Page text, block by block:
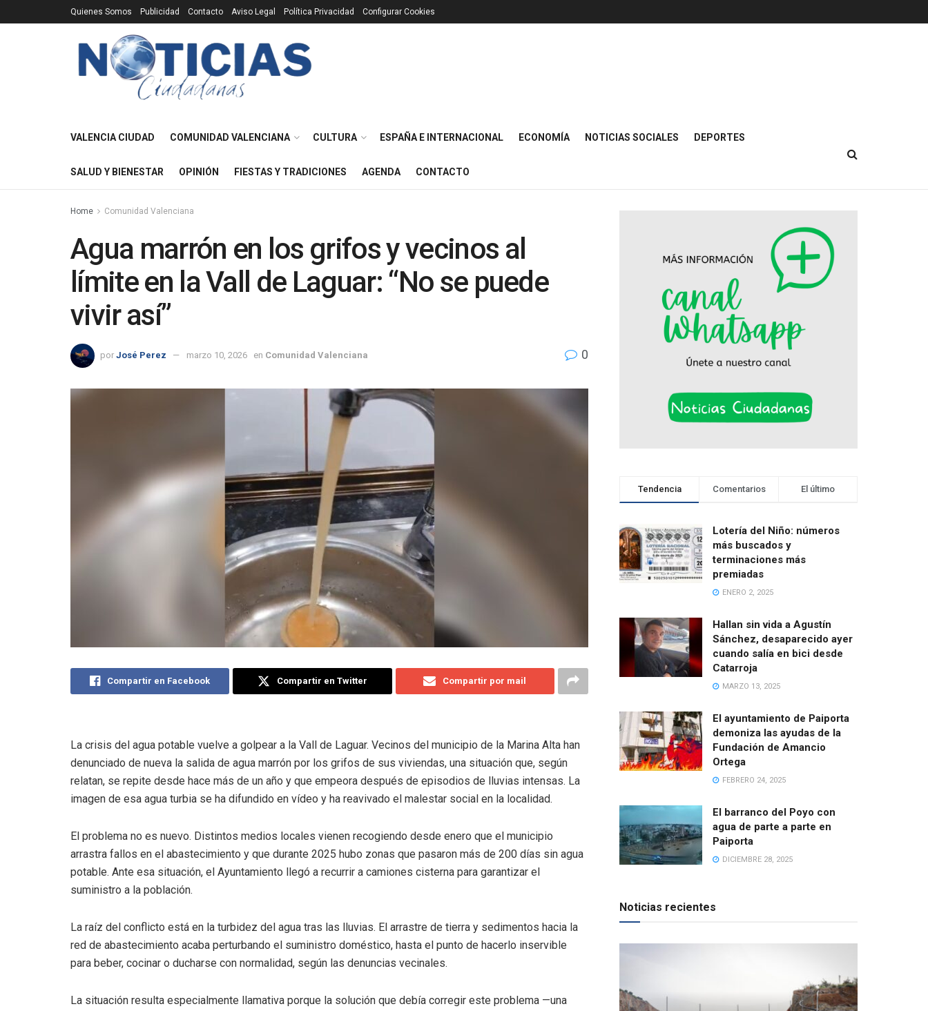
Quienes Somos Publicidad Contacto Aviso Legal Política Privacidad Configurar Cookies
VALENCIA CIUDAD COMUNIDAD VALENCIANA CULTURA ESPAÑA E INTERNACIONAL ECONOMÍA NOTICIAS SOCIALES DEPORTES
SALUD Y BIENESTAR OPINIÓN FIESTAS Y TRADICIONES AGENDA CONTACTO
Home Comunidad Valenciana
Agua marrón en los grifos y vecinos al
límite en la Vall de Laguar: “No se puede
vivir así”
por José Perez marzo 10, 2026 en Comunidad Valenciana 0
Compartir en Facebook Compartir en Twitter Compartir por mail
La crisis del agua potable vuelve a golpear a la Vall de Laguar. Vecinos del municipio de la Marina Alta han
denunciado de nueva la salida de agua marrón por los grifos de sus viviendas, una situación que, según
relatan, se repite desde hace más de un año y que empeora después de episodios de lluvias intensas. La
imagen de esa agua turbia se ha difundido en vídeo y ha reavivado el malestar social en la localidad.
El problema no es nuevo. Distintos medios locales vienen recogiendo desde enero que el municipio
arrastra fallos en el abastecimiento y que durante 2025 hubo zonas que pasaron más de 200 días sin agua
potable. Ante esa situación, el Ayuntamiento llegó a recurrir a camiones cisterna para garantizar el
suministro a la población.
La raíz del conflicto está en la turbidez del agua tras las lluvias. El arrastre de tierra y sedimentos hacia la
red de abastecimiento acaba perturbando el suministro doméstico, hasta el punto de hacerlo inservible
para beber, cocinar o ducharse con normalidad, según las denuncias vecinales.
La situación resulta especialmente llamativa porque la solución que debía corregir este problema —una
Tendencia Comentarios El último
Lotería del Niño: números
más buscados y
terminaciones más
premiadas
ENERO 2, 2025
Hallan sin vida a Agustín
Sánchez, desaparecido ayer
cuando salía en bici desde
Catarroja
MARZO 13, 2025
El ayuntamiento de Paiporta
demoniza las ayudas de la
Fundación de Amancio
Ortega
FEBRERO 24, 2025
El barranco del Poyo con
agua de parte a parte en
Paiporta
DICIEMBRE 28, 2025
Noticias recientes